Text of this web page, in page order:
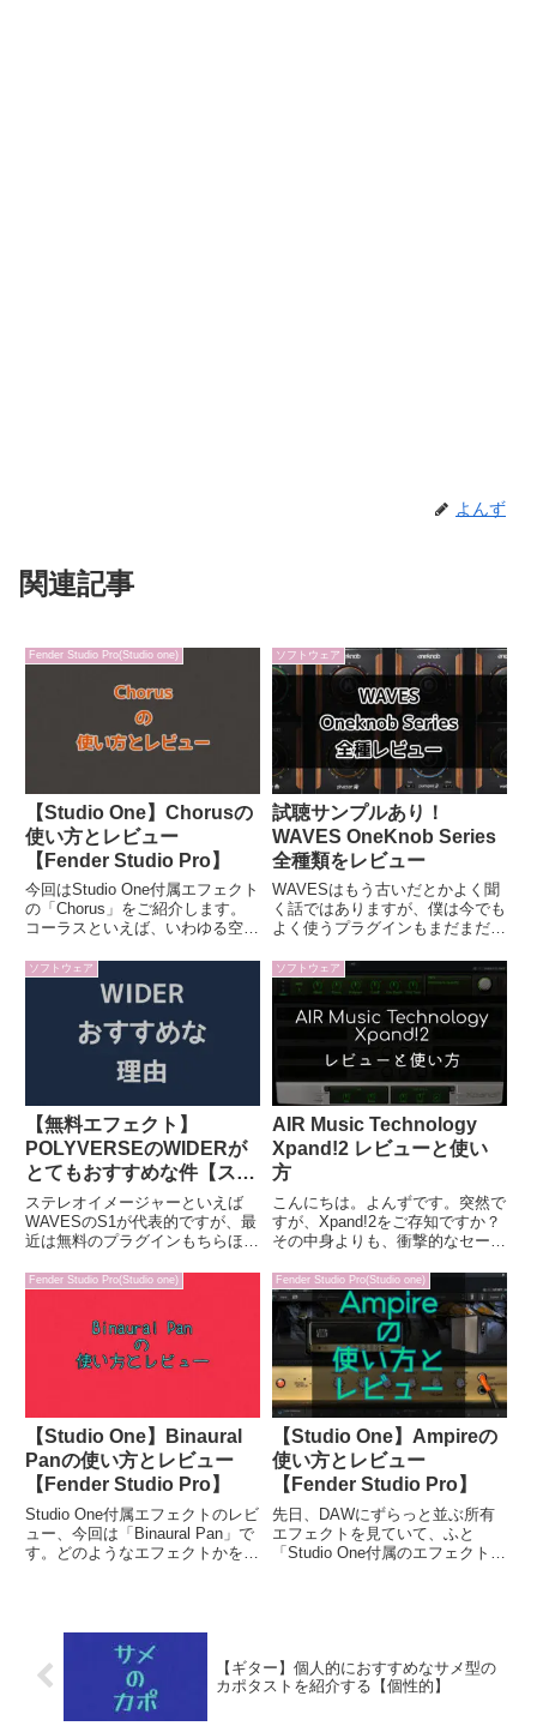
よんず
関連記事
Fender Studio Pro(Studio one)
【Studio One】Chorusの
使い方とレビュー
【Fender Studio Pro】
今回はStudio One付属エフェクト
の「Chorus」をご紹介します。
コーラスといえば、いわゆる空間
レピによく使われるエフェクトで
す。定番なエフェクトゆえに
Studio Oneにも最初からコーラス
が付属して...
ソフトウェア
試聴サンプルあり！
WAVES OneKnob Series
全種類をレビュー
WAVESはもう古いだとかよく聞
く話ではありますが、僕は今でも
よく使うプラグインもまだまだあ
介するWAVES OneKnob Series
です。OneKnob Seriesは、ノブ
が一つあるだけのシンプルなイ
ン...
ソフトウェア
【無料エフェクト】
POLYVERSEのWIDERが
とてもおすすめな件【ステ
レオイメージャー】
ステレオイメージャーといえば
WAVESのS1が代表的ですが、最
近は無料のプラグインもちらほら
会ったPOLYVERSEのWIDERと
で、「これはぜひおすすめした
い」と思えるものでした...
ソフトウェア
AIR Music Technology
Xpand!2 レビューと使い
方
こんにちは。よんずです。突然で
すが、Xpand!2をご存知ですか？
その中身よりも、衝撃的なセール
Music TechnologyのXpand!2。数
百円になるのは当たり前で、かつ
ては無料になったこともあると...
Fender Studio Pro(Studio one)
【Studio One】Binaural
Panの使い方とレビュー
【Fender Studio Pro】
Studio One付属エフェクトのレビ
ュー、今回は「Binaural Pan」で
す。どのようなエフェクトかを簡
ェクトです。調整でき...
Fender Studio Pro(Studio one)
【Studio One】Ampireの
使い方とレビュー
【Fender Studio Pro】
先日、DAWにずらっと並ぶ所有
エフェクトを見ていて、ふと
「Studio One付属のエフェクトに
【ギター】個人的におすすめなサメ型の
カポタストを紹介する【個性的】